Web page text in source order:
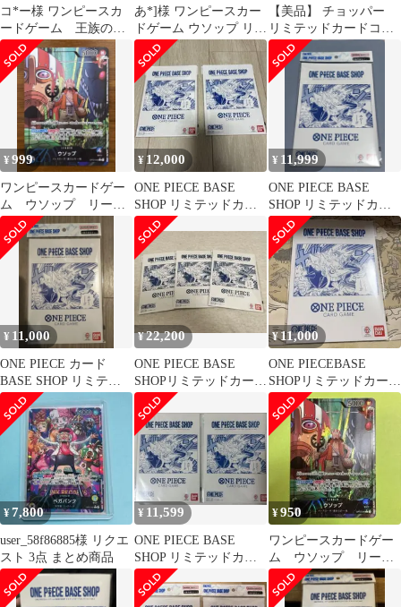
コ*ー様 ワンピースカ
ードゲーム 王族の決
闘 リーダーパラレ
ル ウソップ
あ*]様 ワンピースカー
ドゲーム ウソップ リー
ダーパラレル OP10-042
【美品】 チョッパー
リミテッドカードコレ
クション vol.1 ベース
ショップ
¥999
ワンピースカードゲー
ム ウソップ リーダ
ーパラレルOP10-042
¥12,000
ONE PIECE BASE
SHOP リミテッドカー
ドコレクション ２セッ
ト
¥ 11,999
ONE PIECE BASE
SHOP リミテッドカー
ドコレクション
¥ 11,000
ONE PIECE カード
BASE SHOP リミテッ
ドコレクションvo.1
¥22,200
ONE PIECE BASE
SHOPリミテッドカード
コレクションvol.1
¥11,000
ONE PIECEBASE
SHOPリミテッドカード
コレクション vol.1 1
¥7,800
user_58f86885様 リクエ
スト 3点 まとめ商品
¥ 11,599
ONE PIECE BASE
SHOP リミテッドカー
ドコレクション ２セッ
ト
¥950
ワンピースカードゲー
ム ウソップ リーダ
ーパラレルOP10-042